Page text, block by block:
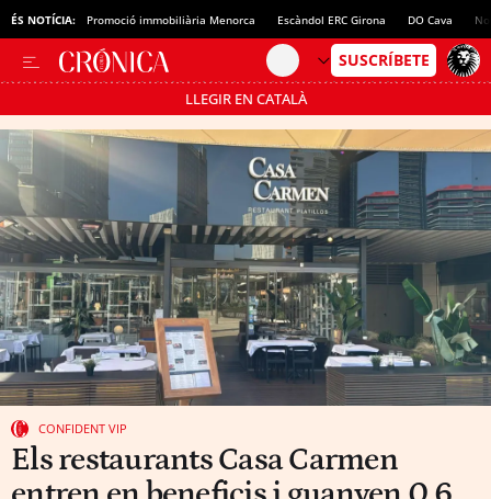
ÉS NOTÍCIA: Promoció immobiliària Menorca Escàndol ERC Girona DO Cava
LLEGIR EN CATALÀ
Passa’t al mode estalvi
CONFIDENT VIP
Els restaurants Casa Carmen